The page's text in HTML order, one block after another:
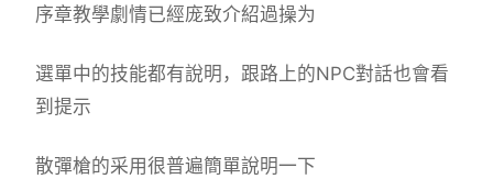
序章教學劇情已經庞致介紹過操为
選單中的技能都有說明，跟路上的NPC對話也會看
到提示
散彈槍的采用很普遍簡單說明一下